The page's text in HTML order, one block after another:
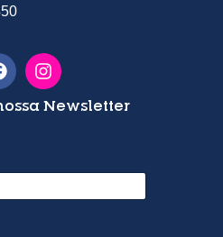
Newsletter